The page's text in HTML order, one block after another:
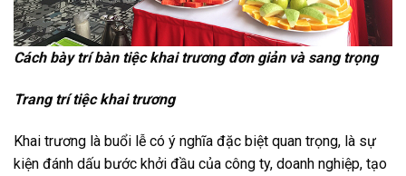
Cách bày trí bàn tiệc khai trương đơn giản và sang trọng
Trang trí tiệc khai trương
Khai trương là buổi lễ có ý nghĩa đặc biệt quan trọng, là sự
kiện đánh dấu bước khởi đầu của công ty, doanh nghiệp, tạo